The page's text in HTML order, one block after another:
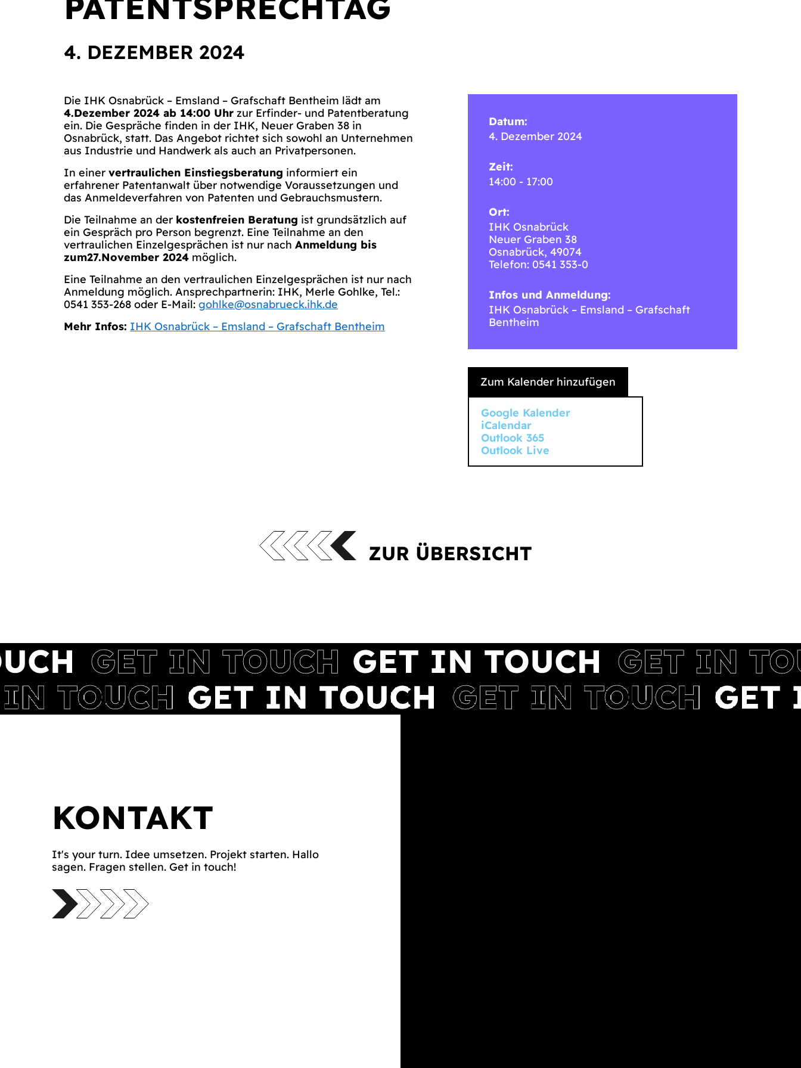
4. DEZEMBER 2024
Die IHK Osnabrück – Emsland – Grafschaft Bentheim lädt am
4.Dezember 2024 ab 14:00 Uhr zur Erfinder- und Patentberatung
ein. Die Gespräche finden in der IHK, Neuer Graben 38 in
Osnabrück, statt. Das Angebot richtet sich sowohl an Unternehmen
aus Industrie und Handwerk als auch an Privatpersonen.
In einer vertraulichen Einstiegsberatung informiert ein
erfahrener Patentanwalt über notwendige Voraussetzungen und
das Anmeldeverfahren von Patenten und Gebrauchsmustern.
Die Teilnahme an der kostenfreien Beratung ist grundsätzlich auf
ein Gespräch pro Person begrenzt. Eine Teilnahme an den
vertraulichen Einzelgesprächen ist nur nach Anmeldung bis
zum27.November 2024 möglich.
Eine Teilnahme an den vertraulichen Einzelgesprächen ist nur nach
Anmeldung möglich. Ansprechpartnerin: IHK, Merle Gohlke, Tel.:
0541 353-268 oder E-Mail: gohlke@osnabrueck.ihk.de
Mehr Infos: IHK Osnabrück – Emsland – Grafschaft Bentheim
Datum:
4. Dezember 2024
Zeit:
14:00 - 17:00
Ort:
IHK Osnabrück
Neuer Graben 38
Osnabrück, 49074
Telefon: 0541 353-0
Infos und Anmeldung:
IHK Osnabrück – Emsland – Grafschaft
Bentheim
Zum Kalender hinzufügen
Google Kalender
iCalendar
Outlook 365
Outlook Live
KONTAKT
It's your turn. Idee umsetzen. Projekt starten. Hallo
sagen. Fragen stellen. Get in touch!